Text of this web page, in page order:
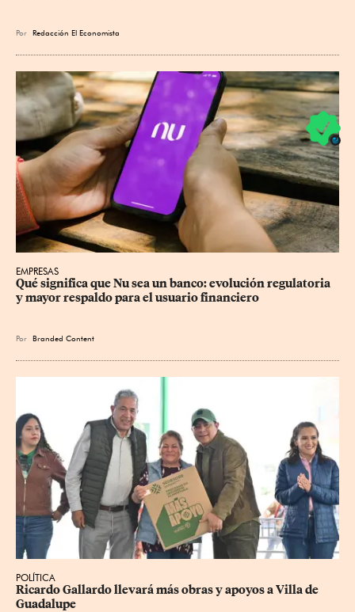
Por Redacción El Economista
EMPRESAS
Qué significa que Nu sea un banco: evolución regulatoria
y mayor respaldo para el usuario financiero
Por Branded Content
POLÍTICA
Ricardo Gallardo llevará más obras y apoyos a Villa de
Guadalupe